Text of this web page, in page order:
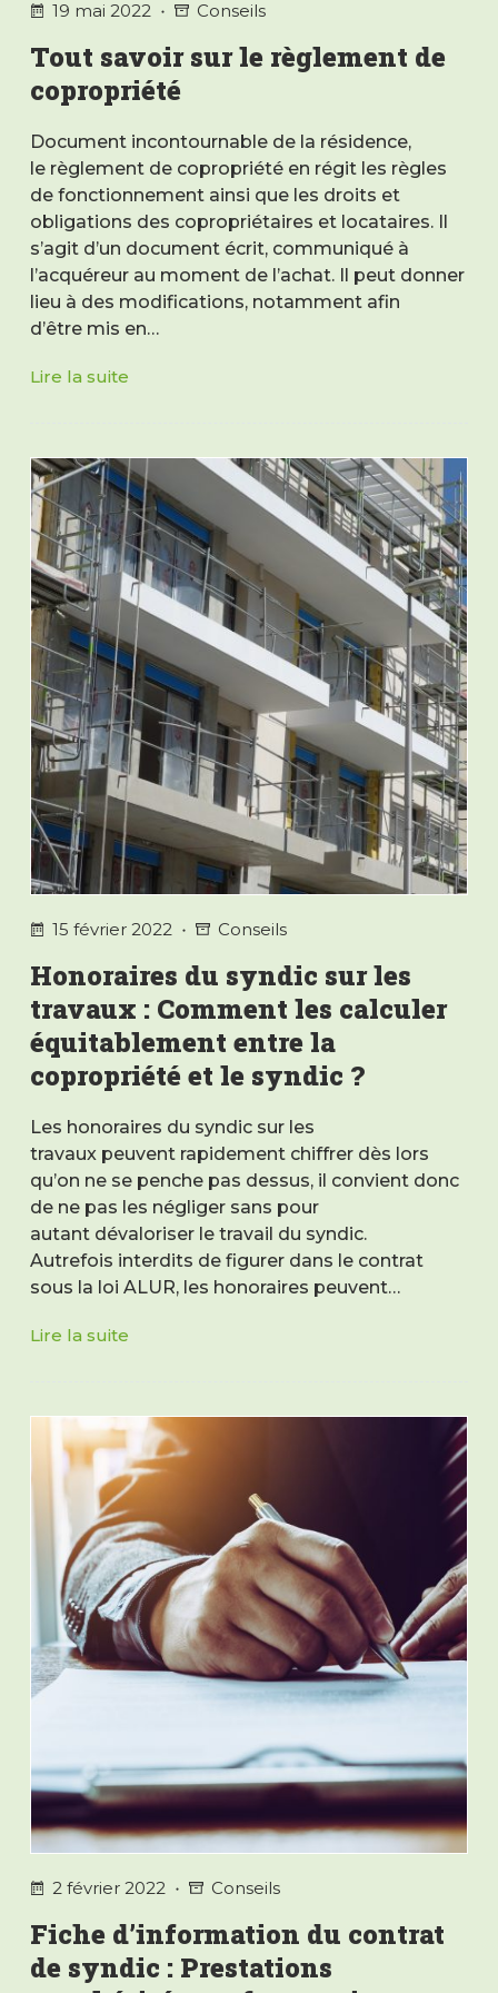
19 mai 2022 Conseils
Tout savoir sur le règlement de
copropriété
Document incontournable de la résidence,
le règlement de copropriété en régit les règles
de fonctionnement ainsi que les droits et
obligations des copropriétaires et locataires. Il
s’agit d’un document écrit, communiqué à
l’acquéreur au moment de l’achat. Il peut donner
lieu à des modifications, notamment afin
d’être mis en…
Lire la suite
Tout
le
règlement
de
copropriété
15 février 2022 Conseils
Honoraires du syndic sur les
travaux : Comment les calculer
équitablement entre la
copropriété et le syndic ?
Les honoraires du syndic sur les
travaux peuvent rapidement chiffrer dès lors
qu’on ne se penche pas dessus, il convient donc
de ne pas les négliger sans pour
autant dévaloriser le travail du syndic.
Autrefois interdits de figurer dans le contrat
sous la loi ALUR, les honoraires peuvent…
Lire la suite
Honoraires
sur
les
travaux
Comment
les
calculer
équitablement
entre
la
copropriété
2 février 2022 Conseils
Fiche d’information du contrat
de syndic : Prestations